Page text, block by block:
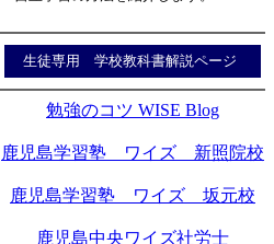
生徒専用 学校教科書解説ページ
勉強のコツ WISE Blog
鹿児島学習塾 ワイズ 新照院校
鹿児島学習塾 ワイズ 坂元校
鹿児島中央ワイズ社労士